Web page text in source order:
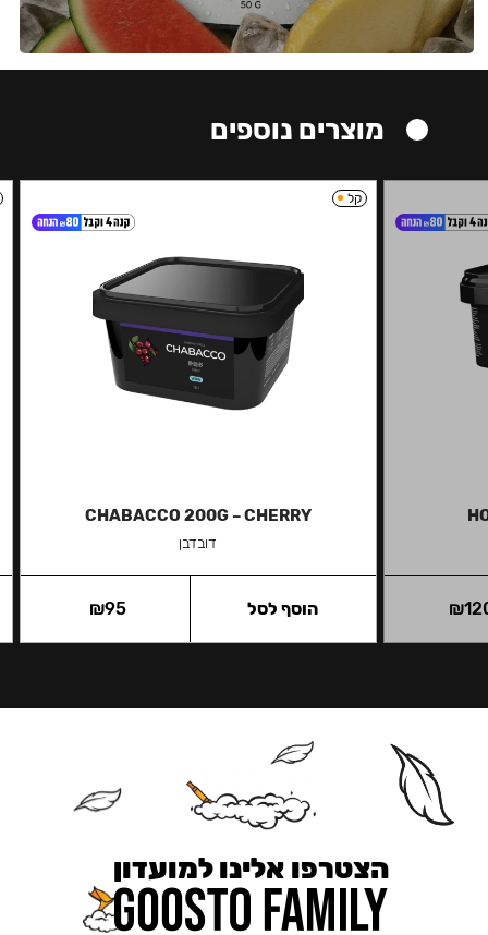
מוצרים נוספים
₪
קל
CHABACCO 200G – CHERRY
דובדבן
₪95 הוסף לסל
הצטרפו אלינו למועדון